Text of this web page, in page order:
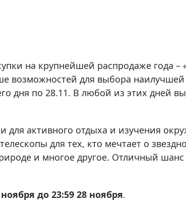
выставочных образцов
Средства для
Трихинеллоскопы
Карты, постеры,
Элементы питания,
Фотоловушки
Экшн-камеры
на крупнейшей распродаже года
возможностей для выбора
дня по 28.11. В любой из этих дней
для активного отдыха и изучения
для тех, кто мечтает о
и многое другое. Отличный
ноября до 23:59 28 ноября.